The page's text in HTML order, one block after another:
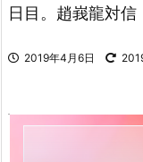
日目。趙峩龍対信
2019年4月6日